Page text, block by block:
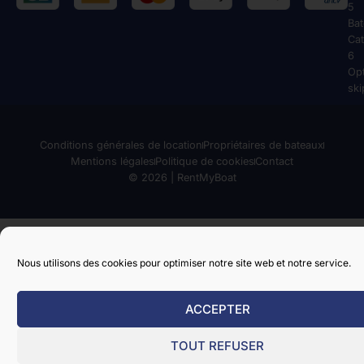
Nous utilisons des cookies pour optimiser notre site web et notre service.
ACCEPTER
TOUT REFUSER
5
6
© 2026 | RentMyBoat
Conditions générales de location Propriétaires de bateaux
Mentions légales Politique de cookies Contact